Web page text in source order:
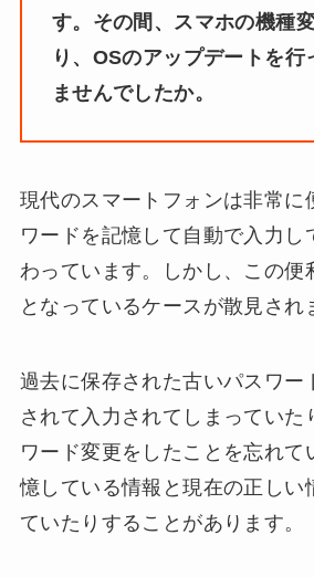
す。その間、スマホの機種
り、OSのアップデートを行
ませんでしたか。
現代のスマートフォンは非常に
ワードを記憶して自動で入力し
わっています。しかし、この便
となっているケースが散見され
過去に保存された古いパスワー
されて入力されてしまっていた
ワード変更をしたことを忘れて
憶している情報と現在の正しい
ていたりすることがあります。